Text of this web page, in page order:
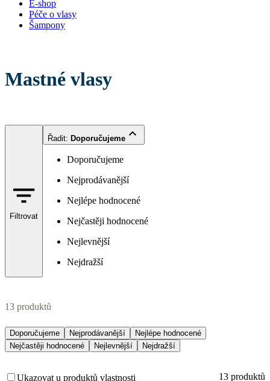
E-shop
Péče o vlasy
Šampony
Mastné vlasy
Filtrovat
Řadit: Doporučujeme
Doporučujeme
Nejprodávanější
Nejlépe hodnocené
Nejčastěji hodnocené
Nejlevnější
Nejdražší
13 produktů
Doporučujeme Nejprodávanější
Nejlépe hodnocené
Nejčastěji hodnocené
Nejlevnější Nejdražší
Ukazovat u produktů vlastnosti 13 produktů